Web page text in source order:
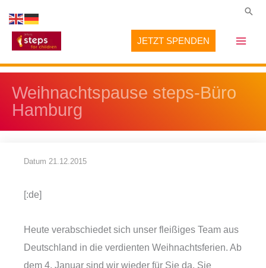
Inhalt
springen
JETZT SPENDEN
Weihnachtspause steps-Büro
Hamburg
Datum 21.12.2015
[:de]
Heute verabschiedet sich unser fleißiges Team aus
Deutschland in die verdienten Weihnachtsferien. Ab
dem 4. Januar sind wir wieder für Sie da. Sie